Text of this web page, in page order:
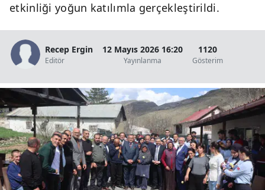
Bursa
Çanakkale
Çankırı
Denizli
Diyarbakır
Edirne
Elazığ
etkinliği yoğun katılımla gerçekleştirildi.
Recep Ergin
Editör
12 Mayıs 2026 16:20
Yayınlanma
1120
Gösterim